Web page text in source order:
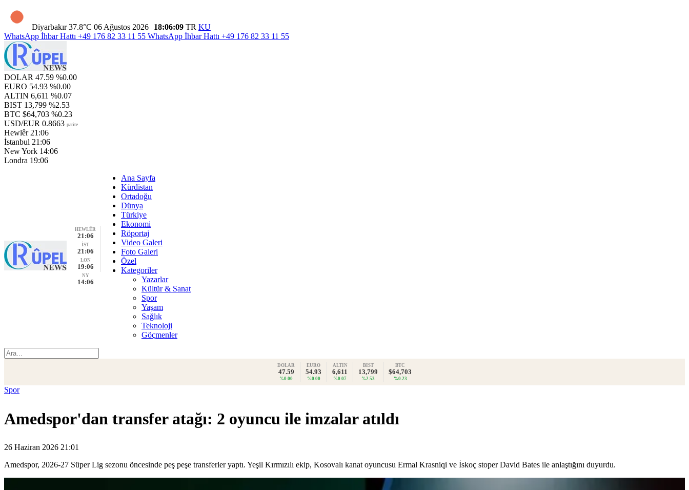
Diyarbakır 37.8°C 06 Ağustos 2026 18:06:10 TR KU
WhatsApp İhbar Hattı +49 176 82 33 11 55 WhatsApp İhbar Hattı +49 176 82 33 11 55
DOLAR 47.59 %0.00
EURO 54.93 %0.00
ALTIN 6,611 %0.07
BIST 13,799 %2.53
BTC $64,703 %0.23
USD/EUR 0.8663 parite
Hewlêr 21:06
İstanbul 21:06
New York 14:06
Londra 19:06
HEWLÊR
21:06
İST
21:06
LON
19:06
NY
14:06
Ana Sayfa
Kürdistan
Ortadoğu
Dünya
Türkiye
Ekonomi
Röportaj
Video Galeri
Foto Galeri
Özel
Kategoriler
Yazarlar
Kültür & Sanat
Spor
Yaşam
Sağlık
Teknoloji
Göçmenler
DOLAR
47.59
%0.00
EURO
54.93
%0.00
ALTIN
6,611
%0.07
BIST
13,799
%2.53
BTC
$64,703
%0.23
Spor
Amedspor'dan transfer atağı: 2 oyuncu ile imzalar atıldı
26 Haziran 2026 21:01
Amedspor, 2026-27 Süper Lig sezonu öncesinde peş peşe transferler yaptı. Yeşil Kırmızılı ekip, Kosovalı kanat oyuncusu Ermal Krasniqi ve İskoç stoper David Bates ile anlaştığını duyurdu.